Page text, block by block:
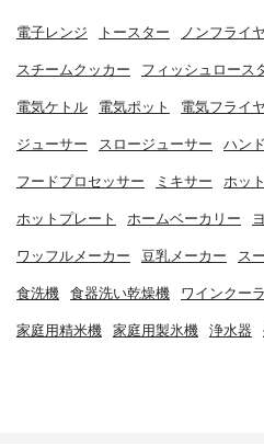
電子レンジ トースター ノンフライ
スチームクッカー フィッシュロース
電気ケトル 電気ポット 電気フライ
ジューサー スロージューサー ハン
フードプロセッサー ミキサー ホッ
ホットプレート ホームベーカリー
ワッフルメーカー 豆乳メーカー ス
食洗機 食器洗い乾燥機 ワインクー
家庭用精米機 家庭用製氷機 浄水器